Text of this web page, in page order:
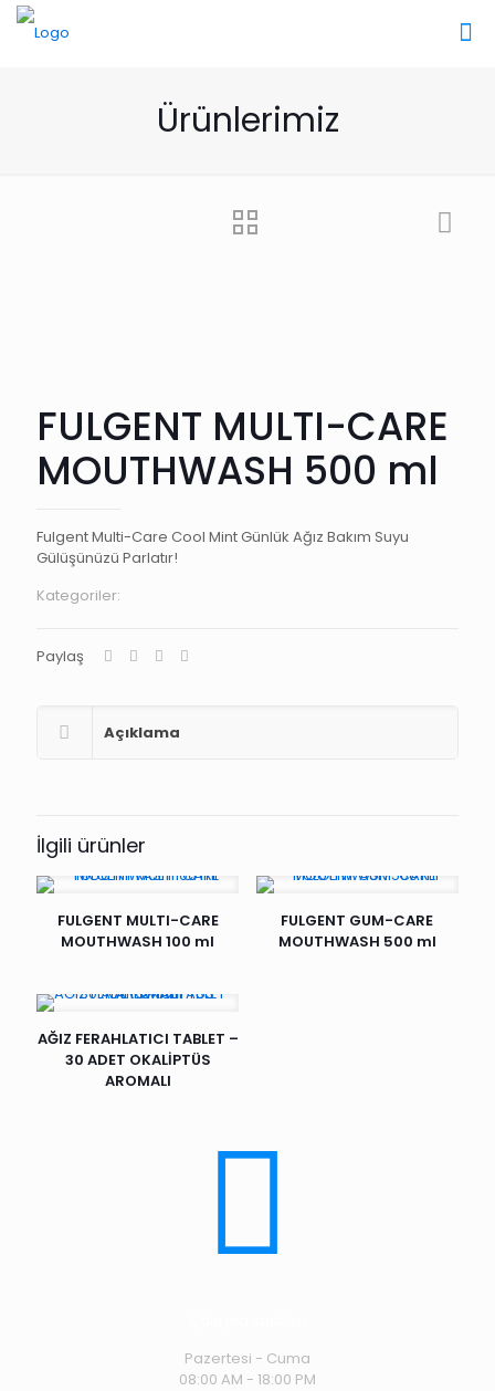
Ürünlerimiz
FULGENT MULTI-CARE
MOUTHWASH 500 ml
Fulgent Multi-Care Cool Mint Günlük Ağız Bakım Suyu
Gülüşünüzü Parlatır!
Kategoriler:
Paylaş
Açıklama
İlgili ürünler
FULGENT MULTI-CARE
MOUTHWASH 100 ml
FULGENT GUM-CARE
MOUTHWASH 500 ml
AĞIZ FERAHLATICI TABLET –
30 ADET OKALİPTÜS
AROMALI
Pazertesi - Cuma
08:00 AM - 18:00 PM